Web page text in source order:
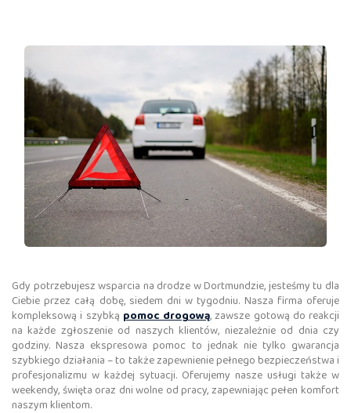
Gdy potrzebujesz wsparcia na drodze w Dortmundzie, jesteśmy tu dla
Ciebie przez całą dobę, siedem dni w tygodniu. Nasza firma oferuje
kompleksową i szybką pomoc drogową, zawsze gotową do reakcji
na każde zgłoszenie od naszych klientów, niezależnie od dnia czy
godziny. Nasza ekspresowa pomoc to jednak nie tylko gwarancja
szybkiego działania – to także zapewnienie pełnego bezpieczeństwa i
profesjonalizmu w każdej sytuacji. Oferujemy nasze usługi także w
weekendy, święta oraz dni wolne od pracy, zapewniając pełen komfort
naszym klientom.